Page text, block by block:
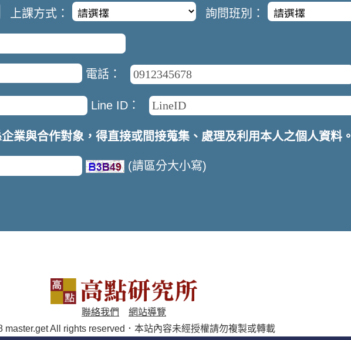
上課方式： 詢問班別：
電話：
Line ID：
業與合作對象，得直接或間接蒐集、處理及利用本人之個人資料。
(請區分大小寫)
聯絡我們
網站導覽
master.get All rights reserved．本站內容未經授權請勿複製或轉載